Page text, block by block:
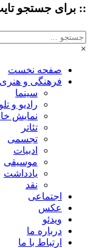
:: برای جستجو
×
صفحه نخست
فرهنگی و هنری
سینما
رادیو و
نمایش
تئاتر
تجسمی
ادبیات
موسیقی
یادداشت
نقد
اجتماعی
عکس
ویدئو
درباره ما
ارتباط با ما